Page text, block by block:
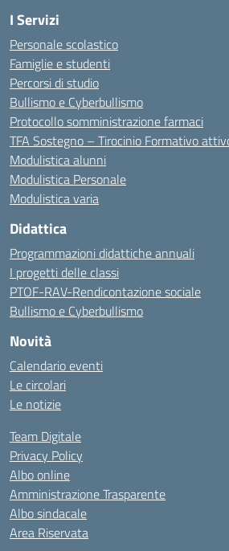
I Servizi
Personale scolastico
Famiglie e studenti
Percorsi di studio
Bullismo e Cyberbullismo
Protocollo somministrazione farmaci
TFA Sostegno – Tirocinio Formativo
Modulistica alunni
Modulistica Personale
Modulistica varia
Didattica
Programmazioni didattiche annuali
I progetti delle classi
PTOF-RAV-Rendicontazione sociale
Bullismo e Cyberbullismo
Novità
Calendario eventi
Le circolari
Le notizie
Team Digitale
Privacy Policy
Albo online
Amministrazione Trasparente
Albo sindacale
Area Riservata